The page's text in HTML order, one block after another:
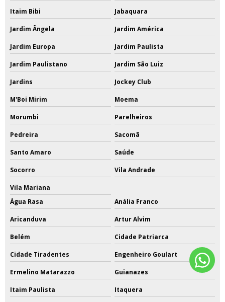
Itaim Bibi Jabaquara
Jardim Ângela Jardim América
Jardim Europa Jardim Paulista
Jardim Paulistano Jardim São Luiz
Jardins Jockey Club
M'Boi Mirim Moema
Morumbi Parelheiros
Pedreira Sacomã
Santo Amaro Saúde
Socorro Vila Andrade
Vila Mariana
Água Rasa
Anália Franco
Aricanduva Artur Alvim
Belém Cidade Patriarca
Cidade Tiradentes Engenheiro Goulart
Ermelino Matarazzo Guianazes
Itaim Paulista Itaquera